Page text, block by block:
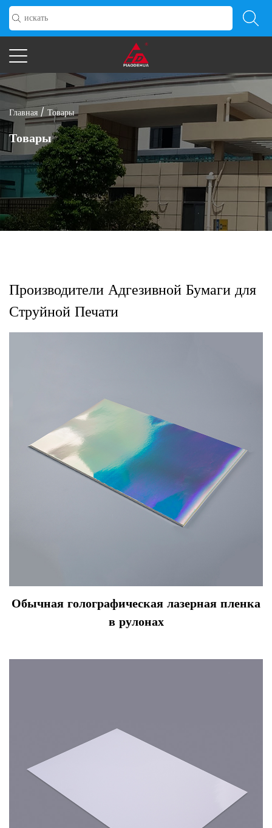
Главная /Товары
Товары
Производители Адгезивной Бумаги для
Струйной Печати
Обычная голографическая лазерная пленка
в рулонах